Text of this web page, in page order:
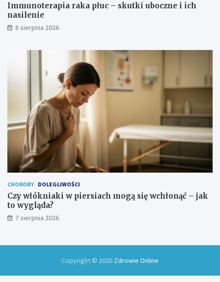
Immunoterapia raka płuc – skutki uboczne i ich
nasilenie
8 sierpnia 2026
CHOROBY DOLEGLIWOŚCI
Czy włókniaki w piersiach mogą się wchłonąć – jak
to wygląda?
7 sierpnia 2026
Copyright © 2026 Zdrowie Online